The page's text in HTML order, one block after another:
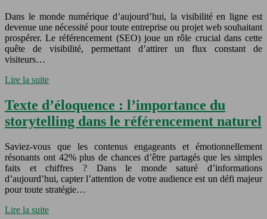
Dans le monde numérique d’aujourd’hui, la visibilité en ligne est
devenue une nécessité pour toute entreprise ou projet web souhaitant
prospérer. Le référencement (SEO) joue un rôle crucial dans cette
quête de visibilité, permettant d’attirer un flux constant de
visiteurs…
Lire la suite
Texte d’éloquence : l’importance du
storytelling dans le référencement naturel
Saviez-vous que les contenus engageants et émotionnellement
résonants ont 42% plus de chances d’être partagés que les simples
faits et chiffres ? Dans le monde saturé d’informations
d’aujourd’hui, capter l’attention de votre audience est un défi majeur
pour toute stratégie…
Lire la suite